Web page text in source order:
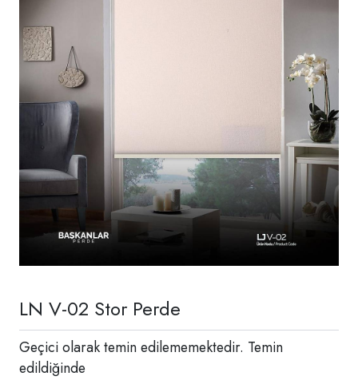
LN V-02 Stor Perde
Geçici olarak temin edilememektedir. Temin
edildiğinde